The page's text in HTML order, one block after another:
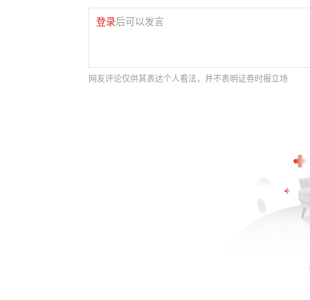
登录后可以发言
网友评论仅供其表达个人看法，并不表明证券时报立场